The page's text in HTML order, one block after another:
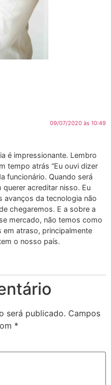
09/07/2020 às 10:49
é impressionante. Lembro
tempo atrás “Eu ouvi dizer
funcionário. Quando será
querer acreditar nisso. Eu
da tecnologia não
chegaremos. E a sobre a
mercado, não temos como
atraso, principalmente
o nosso país.
será publicado. Campos
*